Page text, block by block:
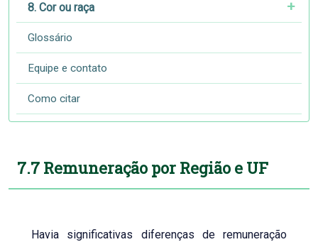
8. Cor ou raça
Glossário
Equipe e contato
Como citar
7.7 Remuneração por Região e UF
Havia significativas diferenças de remuneração